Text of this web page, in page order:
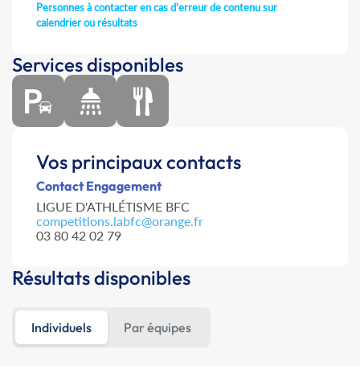
Personnes à contacter en cas d'erreur de contenu sur
calendrier ou résultats
Services disponibles
Vos principaux contacts
Contact Engagement
LIGUE D'ATHLÉTISME BFC
competitions.labfc@orange.fr
03 80 42 02 79
Résultats disponibles
Individuels Par équipes